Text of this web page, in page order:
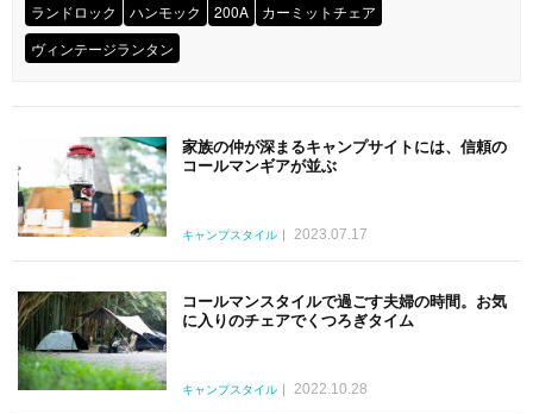
ランドロック
ハンモック 200A
カーミットチェア
ヴィンテージランタン
家族の仲が深まるキャンプサイトには、信頼の
コールマンギアが並ぶ
キャンプスタイル 2023.07.17
コールマンスタイルで過ごす夫婦の時間。お気
に入りのチェアでくつろぎタイム
キャンプスタイル 2022.10.28